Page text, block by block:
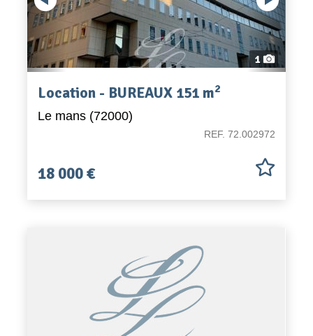
1
Location - BUREAUX 151 m2
Le mans (72000)
REF. 72.002972
18 000 €